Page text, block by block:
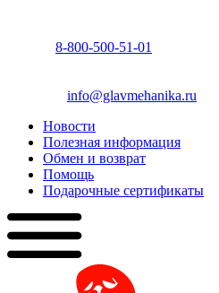
8-800-500-51-01
info@glavmehanika.ru
Новости
Полезная информация
Обмен и возврат
Помощь
Подарочные сертификаты